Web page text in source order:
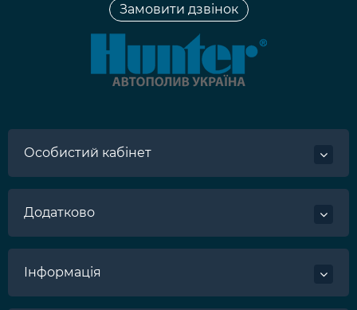
Замовити дзвінок
Особистий кабінет
Додатково
Інформація